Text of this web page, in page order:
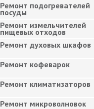
Ремонт подогревателей
посуды
Ремонт измельчителей
пищевых отходов
Ремонт духовых шкафов
Ремонт кофеварок
Ремонт климатизаторов
Ремонт микроволновок